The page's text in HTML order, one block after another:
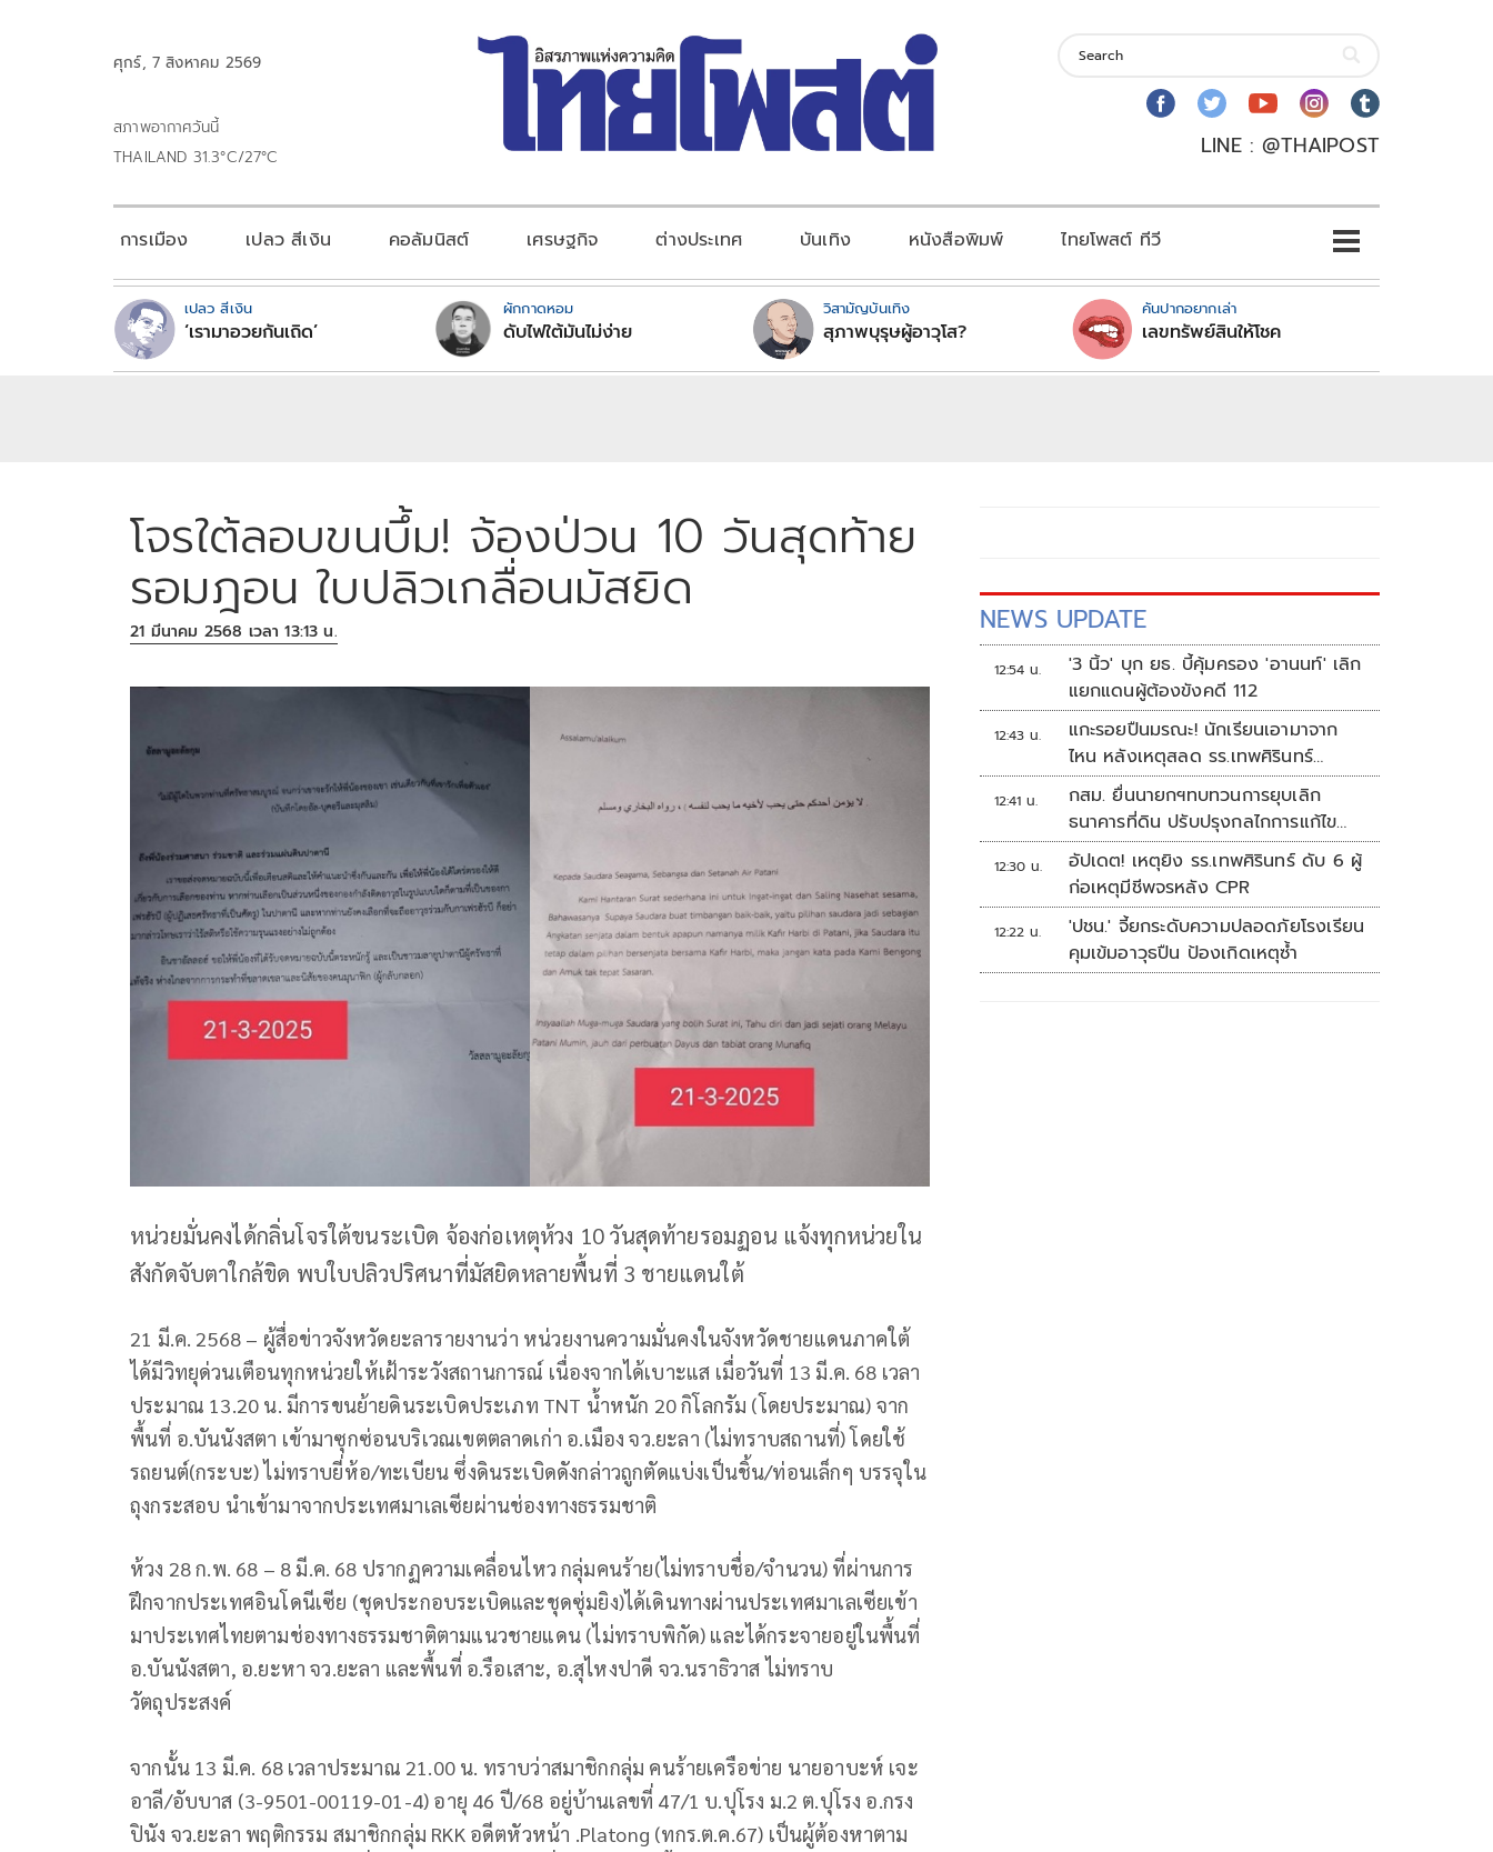
ศุกร์, 7 สิงหาคม 2569
สภาพอากาศวันนี้
THAILAND 31.3°C/27°C
LINE : @THAIPOST
การเมือง เปลว สีเงิน คอลัมนิสต์ เศรษฐกิจ ต่างประเทศ บันเทิง หนังสือพิมพ์ ไทยโพสต์ ทีวี
เปลว สีเงิน
‘เรามาอวยกันเถิด’
ผักกาดหอม
ดับไฟใต้มันไม่ง่าย
วิสามัญบันเทิง
สุภาพบุรุษผู้อาวุโส?
คันปากอยากเล่า
เลขทรัพย์สินให้โชค
โจรใต้ลอบขนบึ้ม! จ้องป่วน 10 วันสุดท้าย
รอมฎอน ใบปลิวเกลื่อนมัสยิด
21 มีนาคม 2568 เวลา 13:13 น.
หน่วยมั่นคงได้กลิ่นโจรใต้ขนระเบิด จ้องก่อเหตุห้วง 10 วันสุดท้ายรอมฏอน แจ้งทุกหน่วยใน
สังกัดจับตาใกล้ขิด พบใบปลิวปริศนาที่มัสยิดหลายพื้นที่ 3 ชายแดนใต้
21 มี.ค. 2568 – ผู้สื่อข่าวจังหวัดยะลารายงานว่า หน่วยงานความมั่นคงในจังหวัดชายแดนภาคใต้
ได้มีวิทยุด่วนเตือนทุกหน่วยให้เฝ้าระวังสถานการณ์ เนื่องจากได้เบาะแส เมื่อวันที่ 13 มี.ค. 68 เวลา
ประมาณ 13.20 น. มีการขนย้ายดินระเบิดประเภท TNT น้ำหนัก 20 กิโลกรัม (โดยประมาณ) จาก
พื้นที่ อ.บันนังสตา เข้ามาซุกซ่อนบริเวณเขตตลาดเก่า อ.เมือง จว.ยะลา (ไม่ทราบสถานที่) โดยใช้
รถยนต์(กระบะ) ไม่ทราบยี่ห้อ/ทะเบียน ซึ่งดินระเบิดดังกล่าวถูกตัดแบ่งเป็นชิ้น/ท่อนเล็กๆ บรรจุใน
ถุงกระสอบ นำเข้ามาจากประเทศมาเลเซียผ่านช่องทางธรรมชาติ
ห้วง 28 ก.พ. 68 – 8 มี.ค. 68 ปรากฏความเคลื่อนไหว กลุ่มคนร้าย(ไม่ทราบชื่อ/จำนวน) ที่ผ่านการ
ฝึกจากประเทศอินโดนีเซีย (ชุดประกอบระเบิดและชุดซุ่มยิง)ได้เดินทางผ่านประเทศมาเลเซียเข้า
มาประเทศไทยตามช่องทางธรรมชาติตามแนวชายแดน (ไม่ทราบพิกัด) และได้กระจายอยู่ในพื้นที่
อ.บันนังสตา, อ.ยะหา จว.ยะลา และพื้นที่ อ.รือเสาะ, อ.สุไหงปาดี จว.นราธิวาส ไม่ทราบ
วัตถุประสงค์
จากนั้น 13 มี.ค. 68 เวลาประมาณ 21.00 น. ทราบว่าสมาชิกกลุ่ม คนร้ายเครือข่าย นายอาบะห์ เจะ
อาลี/อับบาส (3-9501-00119-01-4) อายุ 46 ปี/68 อยู่บ้านเลขที่ 47/1 บ.ปุโรง ม.2 ต.ปุโรง อ.กรง
ปินัง จว.ยะลา พฤติกรรม สมาชิกกลุ่ม RKK อดีตหัวหน้า .Platong (ทกร.ต.ค.67) เป็นผู้ต้องหาตาม
NEWS UPDATE
12:54 น.
'3 นิ้ว' บุก ยธ. บี้คุ้มครอง 'อานนท์' เลิก
แยกแดนผู้ต้องขังคดี 112
12:43 น.
แกะรอยปืนมรณะ! นักเรียนเอามาจาก
ไหน หลังเหตุสลด รร.เทพศิรินทร์
นนทบุรี
12:41 น.
กสม. ยื่นนายกฯทบทวนการยุบเลิก
ธนาคารที่ดิน ปรับปรุงกลไกการแก้ไข
ปัญหาความเหลื่อมล้ำ
12:30 น.
อัปเดต! เหตุยิง รร.เทพศิรินทร์ ดับ 6 ผู้
ก่อเหตุมีชีพจรหลัง CPR
12:22 น.
'ปชน.' จี้ยกระดับความปลอดภัยโรงเรียน
คุมเข้มอาวุธปืน ป้องเกิดเหตุซ้ำ